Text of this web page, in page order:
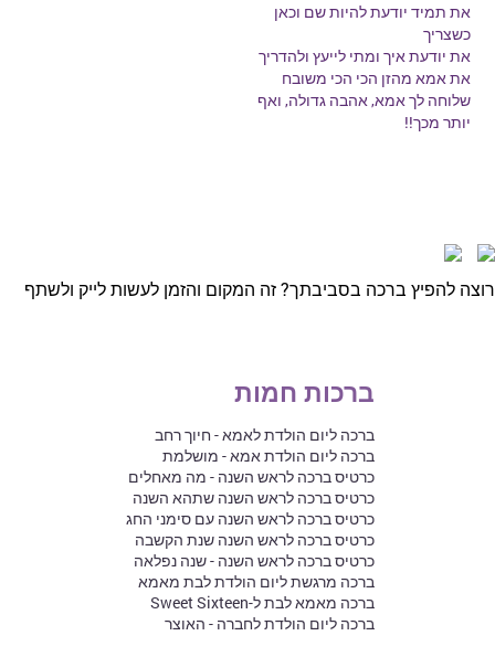
את תמיד יודעת להיות שם וכאן
כשצריך
את יודעת איך ומתי לייעץ ולהדריך
את אמא מהזן הכי הכי משובח
שלוחה לך אמא, אהבה גדולה, ואף
יותר מכך!!
רוצה להפיץ ברכה בסביבתך? זה המקום והזמן לעשות לייק ולשתף
ברכות חמות
ברכה ליום הולדת לאמא - חיוך רחב
ברכה ליום הולדת אמא - מושלמת
כרטיס ברכה לראש השנה - מה מאחלים
כרטיס ברכה לראש השנה שתהא השנה
כרטיס ברכה לראש השנה עם סימני החג
כרטיס ברכה לראש השנה שנת הקשבה
כרטיס ברכה לראש השנה - שנה נפלאה
ברכה מרגשת ליום הולדת לבת מאמא
ברכה מאמא לבת ל-Sweet Sixteen
ברכה ליום הולדת לחברה - האוצר